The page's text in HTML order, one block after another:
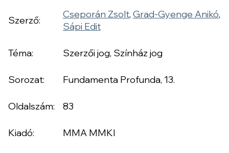
Szerző:
Cseporán Zsolt, Grad-Gyenge Anikó,
Sápi Edit
Téma: Szerzői jog, Színház jog
Sorozat: Fundamenta Profunda, 13.
Oldalszám: 83
Kiadó: MMA MMKI